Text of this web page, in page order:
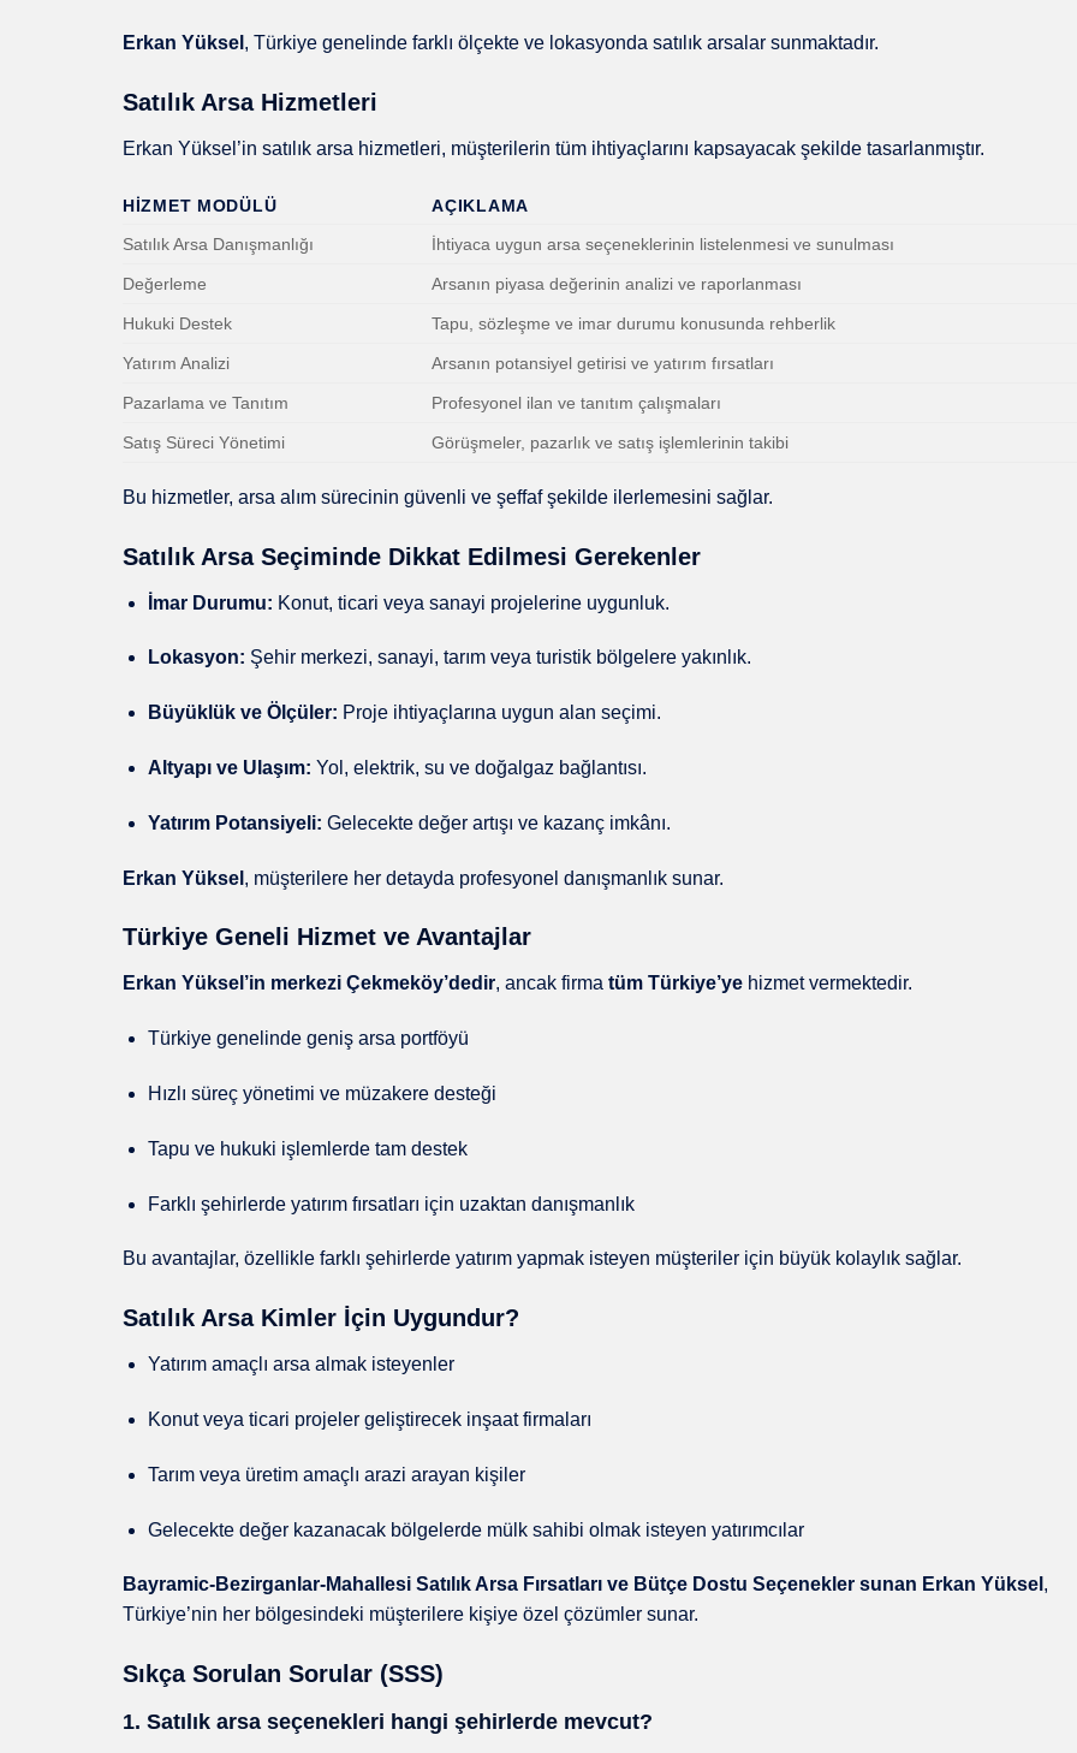
Erkan Yüksel , Türkiye genelinde farklı ölçekte ve lokasyonda satılık arsalar sunmaktadır.
Satılık Arsa Hizmetleri
Erkan Yüksel’in satılık arsa hizmetleri, müşterilerin tüm ihtiyaçlarını kapsayacak şekilde tasarlanmıştır.
HIZMET MODÜLÜ
AÇIKLAMA
Satılık Arsa Danışmanlığı
İhtiyaca uygun arsa seçeneklerinin listelenmesi ve sunulması
Değerleme Arsanın piyasa değerinin analizi ve raporlanması
Hukuki Destek Tapu, sözleşme ve imar durumu konusunda rehberlik
Yatırım Analizi Arsanın potansiyel getirisi ve yatırım fırsatları
Pazarlama ve Tanıtım Profesyonel ilan ve tanıtım çalışmaları
Satış Süreci Yönetimi Görüşmeler, pazarlık ve satış işlemlerinin takibi
Bu hizmetler, arsa alım sürecinin güvenli ve şeffaf şekilde ilerlemesini sağlar.
Satılık Arsa Seçiminde Dikkat Edilmesi Gerekenler
İmar Durumu: Konut, ticari veya sanayi projelerine uygunluk.
Lokasyon: Şehir merkezi, sanayi, tarım veya turistik bölgelere yakınlık.
Büyüklük ve Ölçüler: Proje ihtiyaçlarına uygun alan seçimi.
Altyapı ve Ulaşım: Yol, elektrik, su ve doğalgaz bağlantısı.
Yatırım Potansiyeli: Gelecekte değer artışı ve kazanç imkânı.
Erkan Yüksel , müşterilere her detayda profesyonel danışmanlık sunar.
Türkiye Geneli Hizmet ve Avantajlar
Erkan Yüksel’in merkezi Çekmeköy’dedir, ancak firma tüm Türkiye’ye hizmet vermektedir.
Türkiye genelinde geniş arsa portföyü
Hızlı süreç yönetimi ve müzakere desteği
Tapu ve hukuki işlemlerde tam destek
Farklı şehirlerde yatırım fırsatları için uzaktan danışmanlık
Bu avantajlar, özellikle farklı şehirlerde yatırım yapmak isteyen müşteriler için büyük kolaylık sağlar.
Satılık Arsa Kimler İçin Uygundur?
Yatırım amaçlı arsa almak isteyenler
Konut veya ticari projeler geliştirecek inşaat firmaları
Tarım veya üretim amaçlı arazi arayan kişiler
Gelecekte değer kazanacak bölgelerde mülk sahibi olmak isteyen yatırımcılar
Bayramic-Bezirganlar-Mahallesi Satılık Arsa Fırsatları ve Bütçe Dostu Seçenekler sunan Erkan Yüksel ,
Türkiye’nin her bölgesindeki müşterilere kişiye özel çözümler sunar.
Sıkça Sorulan Sorular (SSS)
1. Satılık arsa seçenekleri hangi şehirlerde mevcut?